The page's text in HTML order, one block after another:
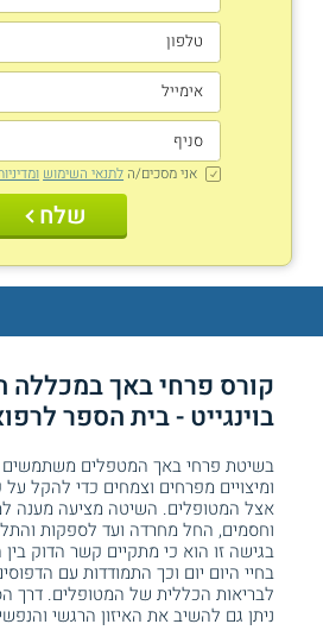
אני מסכים/ה לתנאי השימוש
שלח
קורס פרחי באך במכללה
בוינגייט - בית הספר
בשיטת פרחי באך המטפלים משתמשים
ומיצויים מפרחים וצמחים כדי להקל על
אצל המטופלים. השיטה מציעה מענה
וחסמים, החל מחרדה ועד לספקות
בגישה זו הוא כי מתקיים קשר הדוק
בחיי היום יום וכך התמודדות עם
לבריאות הכללית של המטופלים. דרך
ניתן גם להשיב את האיזון הרגשי